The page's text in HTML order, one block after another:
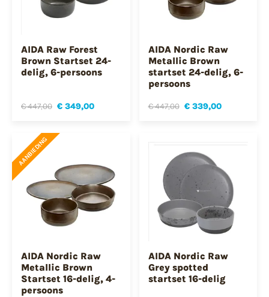
AIDA Raw Forest
Brown Startset 24-
delig, 6-persoons
€ 447,00 € 349,00
AIDA Nordic Raw
Metallic Brown
startset 24-delig, 6-
persoons
€ 447,00 € 339,00
AANBIEDING
AIDA Nordic Raw
Metallic Brown
Startset 16-delig, 4-
persoons
AIDA Nordic Raw
Grey spotted
startset 16-delig